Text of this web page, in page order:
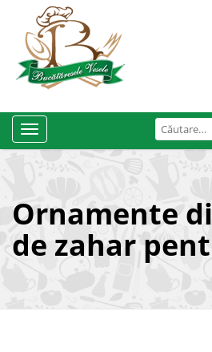
Caută
după:
Toggle
Navigation
Ornamente
de zahar